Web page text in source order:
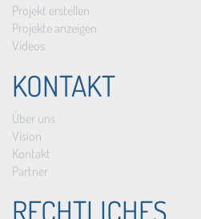
Projekt erstellen
Projekte anzeigen
Videos
KONTAKT
Über uns
Vision
Kontakt
Partner
RECHTLICHES